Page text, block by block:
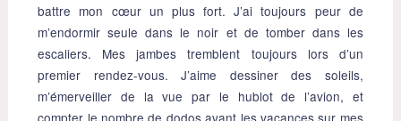
battre mon cœur un plus fort. J’ai toujours peur de
m’endormir seule dans le noir et de tomber dans les
escaliers. Mes jambes tremblent toujours lors d’un
premier rendez-vous. J’aime dessiner des soleils,
m’émerveiller de la vue par le hublot de l’avion, et
compter le nombre de dodos avant les vacances sur mes